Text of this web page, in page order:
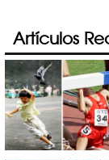
Artículos